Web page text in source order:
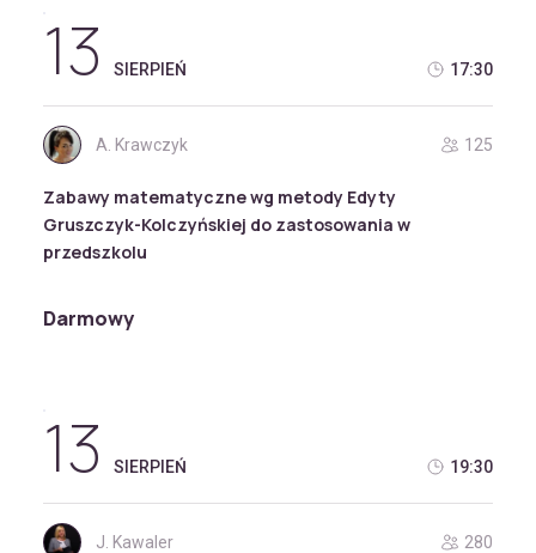
13 SIERPIEŃ 17:30
A. Krawczyk 125
Zabawy matematyczne wg metody Edyty
Gruszczyk-Kolczyńskiej do zastosowania w
przedszkolu
Darmowy
13 SIERPIEŃ 19:30
J. Kawaler 280